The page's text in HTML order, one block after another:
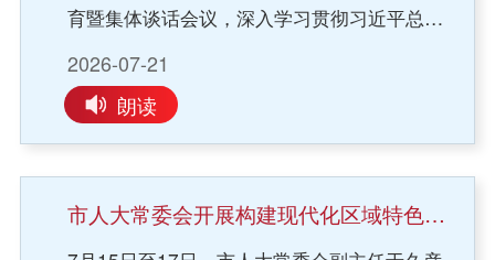
裕天成生物科技相关负责人表示，通辽营商环
境优渥，产业基础扎实，发展玉米深加工项目
优势明显，将依托自身产业、技术、资金优
势，积极布局通北园区，推动项目尽快落地投
产。
官兵代表整齐列队、士气昂扬，迎接慰问团一
行。奇·达楞太等市四大班子亲切慰问部队官
兵，并与大家合影留念。慰问现场，奇·达楞太
对驻市部队长期以来大力支持地方经济社会发
展表示衷心感谢。他指出，一直以来，驻市军
警部队坚决落实党中央、中央军委各项决策部
署，严格践行党管武装要求，在抓实国防动
育暨集体谈话会议，深入学习贯彻习近平总书
中央、自治区党委部署要求，教育引领全市党
员干部进一步统一思想认识、严明换届纪律，
以坚决的态度、有力的举措营造风清气正的换
届环境。自治区人大常委会副主任、市委书记
孟宪东出席并讲话。会上，与会人员共同观看
严肃换届纪律警示教育片《清风护航》，市委
2026-07-21
朗读
市人大常委会开展构建现代化区域特色产业体系专题调研 牛文俊出席座谈会